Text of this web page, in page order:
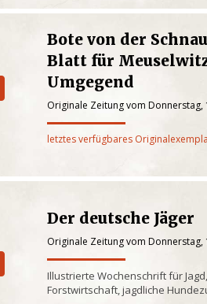
Bote von der
Blatt für
Umgegend
Originale Zeitung vom Donnerstag,
letztes verfügbares
Der deutsche Jäger
Originale Zeitung vom Donnerstag,
Illustrierte Wochenschrift für
Forstwirtschaft, jagdliche